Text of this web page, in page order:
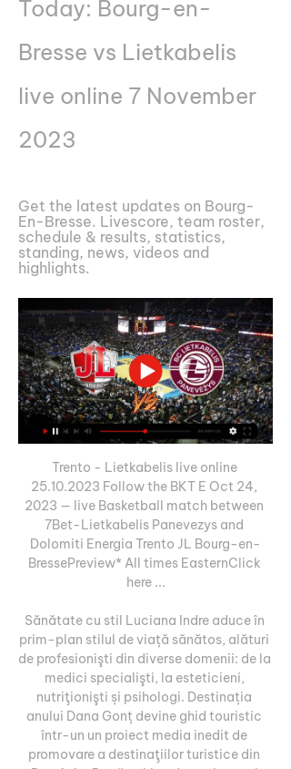
Today: Bourg-en-
Bresse vs Lietkabelis
live online 7 November
2023
Get the latest updates on Bourg-
En-Bresse. Livescore, team roster,
schedule & results, statistics,
standing, news, videos and
highlights.
Trento - Lietkabelis live online
25.10.2023 Follow the BKT E Oct 24,
2023 — live Basketball match between
7Bet-Lietkabelis Panevezys and
Dolomiti Energia Trento JL Bourg-en-
BressePreview* All times EasternClick
here ...
Sănătate cu stil Luciana Indre aduce în
prim-plan stilul de viață sănătos, alături
de profesionişti din diverse domenii: de la
medici specialişti, la esteticieni,
nutriţionişti și psihologi. Destinația
anului Dana Gonț devine ghid touristic
într-un un proiect media inedit de
promovare a destinaţiilor turistice din